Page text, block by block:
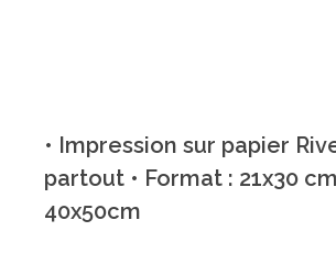
• Impression sur papier
partout • Format : 21x30
40x50cm